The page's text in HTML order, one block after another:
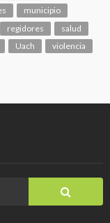
municipio
regidores
salud
Uach violencia